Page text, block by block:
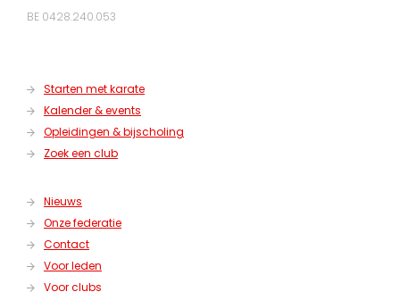
BE 0428.240.053
Starten met karate
Kalender & events
Opleidingen & bijscholing
Zoek een club
Nieuws
Onze federatie
Contact
Voor leden
Voor clubs